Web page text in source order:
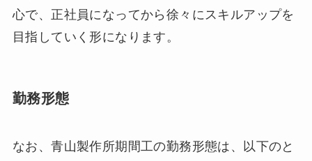
心で、正社員になってから徐々にスキルアップを
目指していく形になります。
勤務形態
なお、青山製作所期間工の勤務形態は、以下のと